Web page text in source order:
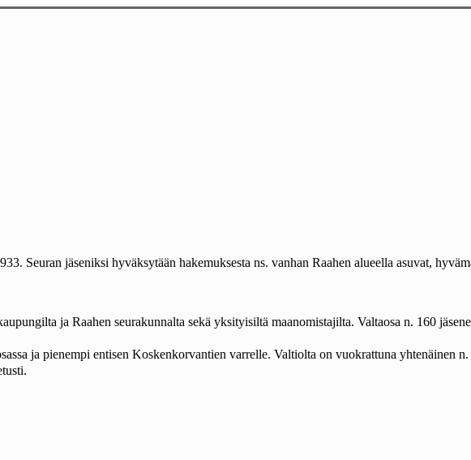
Seuran jäseniksi hyväksytään hakemuksesta ns. vanhan Raahen alueella asuvat,
ja Raahen seurakunnalta sekä yksityisiltä maanomistajilta. Valtaosa n. 160
ja pienempi entisen Koskenkorvantien varrelle. Valtiolta on vuokrattuna yhtenäinen n.